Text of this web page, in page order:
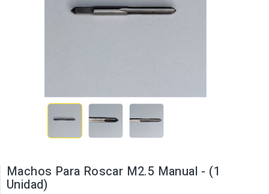
Machos Para Roscar M2.5 Manual - (1
Unidad)